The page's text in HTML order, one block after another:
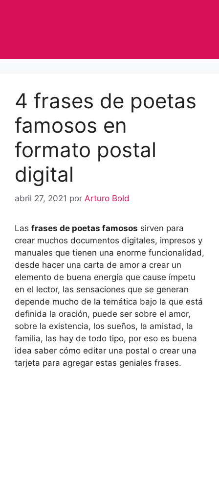
4 frases de poetas
famosos en
formato postal
digital
abril 27, 2021 por Arturo Bold
Las frases de poetas famosos sirven para
crear muchos documentos digitales, impresos y
manuales que tienen una enorme funcionalidad,
desde hacer una carta de amor a crear un
elemento de buena energía que cause ímpetu
en el lector, las sensaciones que se generan
depende mucho de la temática bajo la que está
definida la oración, puede ser sobre el amor,
sobre la existencia, los sueños, la amistad, la
familia, las hay de todo tipo, por eso es buena
idea saber cómo editar una postal o crear una
tarjeta para agregar estas geniales frases.